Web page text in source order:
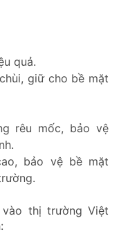
quả.
giữ cho bề mặt
rêu mốc, bảo vệ
bảo vệ bề mặt
vào thị trường Việt